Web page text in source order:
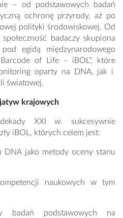
– od podstawowych badań
ochronę przyrody, aż po
polityki środowiskowej. Od
badaczy skupiona
egidą międzynarodowego
of Life – iBOL”, które
oparty na DNA, jak i
światowej.
krajowych
XXI w. sukcesywnie
iBOL, których celem jest:
DNA jako metody oceny stanu
naukowych w tym
badań podstawowych na